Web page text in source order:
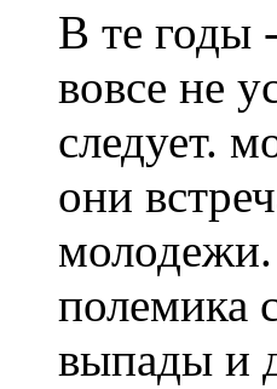
В те годы
вовсе не
следует.
они
полемика
выпады и